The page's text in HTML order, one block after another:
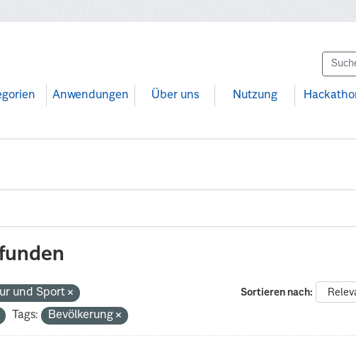
Anwendungen Über uns Nutzung
Sortieren nach
und Sport
Tags: Bevölkerung